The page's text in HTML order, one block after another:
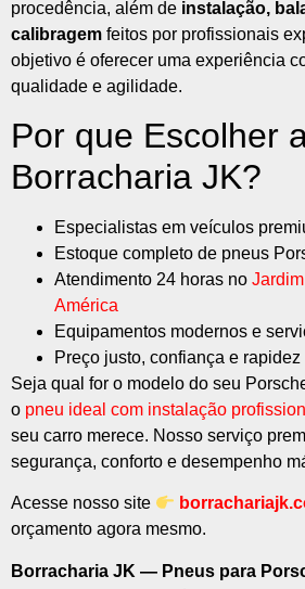
procedência, além de instalação,
calibragem feitos por profissionais
objetivo é oferecer uma experiência
qualidade e agilidade.
Por que Escolher
Borracharia JK?
Especialistas em veículos
Estoque completo de pneus
Atendimento 24 horas no
América
Equipamentos modernos e
Preço justo, confiança e rapidez
Seja qual for o modelo do seu
o pneu ideal com instalação
seu carro merece. Nosso serviço
segurança, conforto e desempenho
Acesse nosso site
orçamento agora mesmo.
Borracharia JK — Pneus para